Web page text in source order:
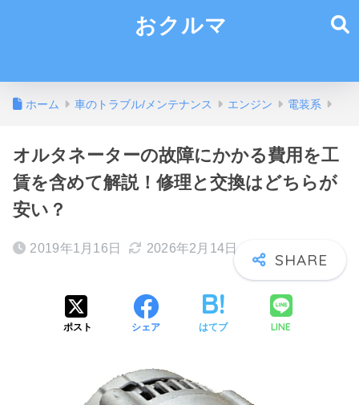
おクルマ
ホーム 車のトラブル/メンテナンス エンジン 電装系
オルタネーターの故障にかかる費用を工
賃を含めて解説！修理と交換はどちらが
安い？
2019年1月16日 2026年2月14日
ポスト シェア はてブ LINE